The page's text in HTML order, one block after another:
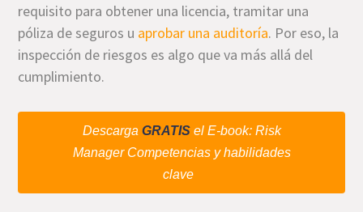
requisito para obtener una licencia, tramitar una
póliza de seguros u aprobar una auditoría. Por eso, la
inspección de riesgos es algo que va más allá del
cumplimiento.
Descarga GRATISel E-book: Risk
Manager Competencias y habilidades
clave